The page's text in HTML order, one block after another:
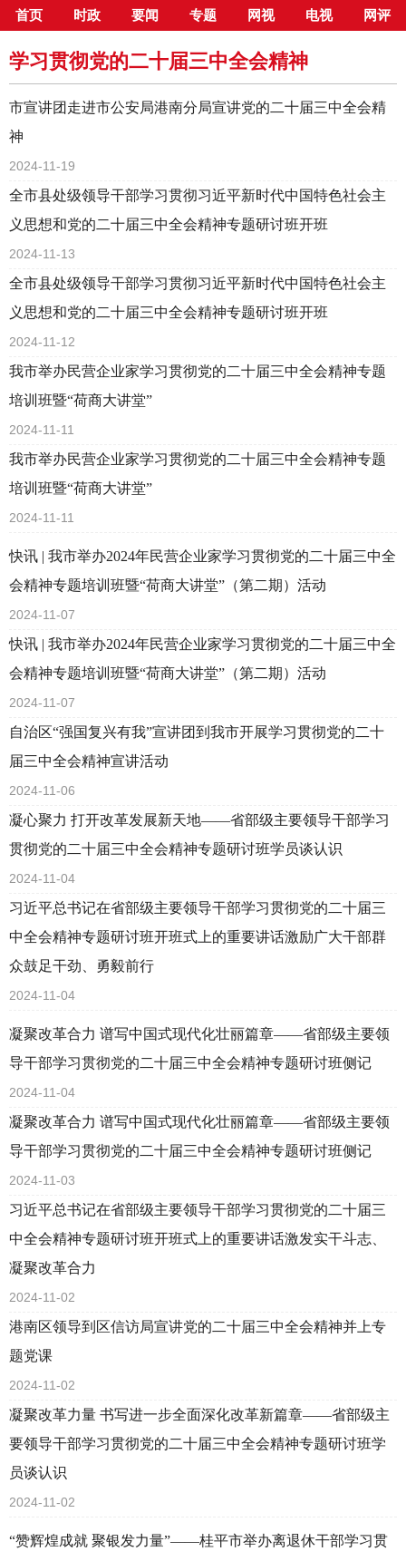
首页 时政 要闻 专题 网视 电视 网评
当前位置： 首页> 专栏>学习贯彻党的二十届三中全会精神
学习贯彻党的二十届三中全会精神
市宣讲团走进市公安局港南分局宣讲党的二十届三中全会精
神
2024-11-19
全市县处级领导干部学习贯彻习近平新时代中国特色社会主
义思想和党的二十届三中全会精神专题研讨班开班
2024-11-13
全市县处级领导干部学习贯彻习近平新时代中国特色社会主
义思想和党的二十届三中全会精神专题研讨班开班
2024-11-12
我市举办民营企业家学习贯彻党的二十届三中全会精神专题
培训班暨“荷商大讲堂”
2024-11-11
我市举办民营企业家学习贯彻党的二十届三中全会精神专题
培训班暨“荷商大讲堂”
2024-11-11
快讯 | 我市举办2024年民营企业家学习贯彻党的二十届三中全
会精神专题培训班暨“荷商大讲堂”（第二期）活动
2024-11-07
快讯 | 我市举办2024年民营企业家学习贯彻党的二十届三中全
会精神专题培训班暨“荷商大讲堂”（第二期）活动
2024-11-07
​自治区“强国复兴有我”宣讲团到我市开展学习贯彻党的二十
届三中全会精神宣讲活动
2024-11-06
凝心聚力 打开改革发展新天地——省部级主要领导干部学习
贯彻党的二十届三中全会精神专题研讨班学员谈认识
2024-11-04
习近平总书记在省部级主要领导干部学习贯彻党的二十届三
中全会精神专题研讨班开班式上的重要讲话激励广大干部群
众鼓足干劲、勇毅前行
2024-11-04
凝聚改革合力 谱写中国式现代化壮丽篇章——省部级主要领
导干部学习贯彻党的二十届三中全会精神专题研讨班侧记
2024-11-04
凝聚改革合力 谱写中国式现代化壮丽篇章——省部级主要领
导干部学习贯彻党的二十届三中全会精神专题研讨班侧记
2024-11-03
习近平总书记在省部级主要领导干部学习贯彻党的二十届三
中全会精神专题研讨班开班式上的重要讲话激发实干斗志、
凝聚改革合力
2024-11-02
港南区领导到区信访局宣讲党的二十届三中全会精神并上专
题党课
2024-11-02
凝聚改革力量 书写进一步全面深化改革新篇章——省部级主
要领导干部学习贯彻党的二十届三中全会精神专题研讨班学
员谈认识
2024-11-02
“赞辉煌成就 聚银发力量”——桂平市举办离退休干部学习贯